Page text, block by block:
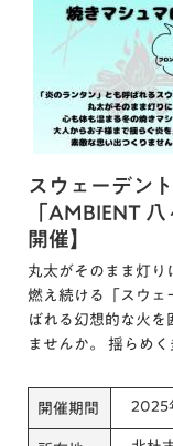
スウェーデン
「AMBIENT
開催】
丸太がそのまま灯り
燃え続ける「スウェ
ばれる幻想的な火を
ませんか。 揺らめ
開催期間 2025